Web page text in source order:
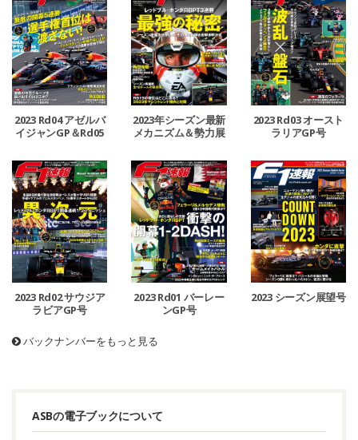
2023 Rd04 アゼルバ
イジャンGP＆Rd05
2023年シーズン最新
メカニズム＆勢力展
望号
2023 Rd03 オースト
ラリアGP号
2023 Rd02 サウジア
ラビアGP号
2023 Rd01 バーレー
ンGP号
2023 シーズン展望号
バックナンバーをもっと見る
ASBの電子ブックについて